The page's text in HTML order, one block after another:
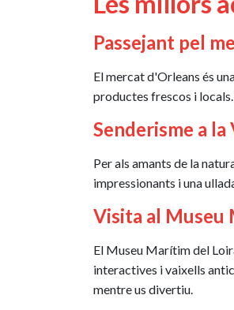
Passejant pel
El mercat d'Orleans és
productes frescos i
Senderisme a la
Per als amants de la
impressionants i una
Visita al Museu
El Museu Marítim del
interactives i vaixells
mentre us divertiu.